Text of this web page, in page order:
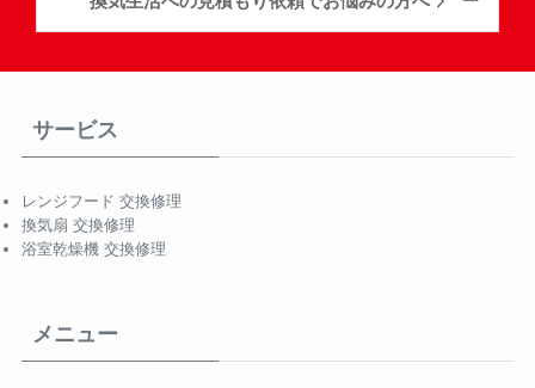
サービス
レンジフード 交換修理
換気扇 交換修理
浴室乾燥機 交換修理
メニュー